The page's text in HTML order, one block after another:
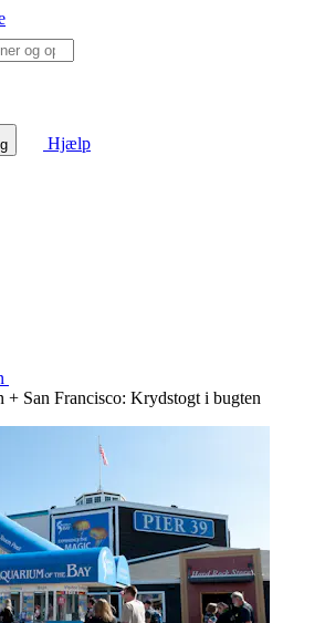
Hjælp
+ San Francisco: Krydstogt i bugten